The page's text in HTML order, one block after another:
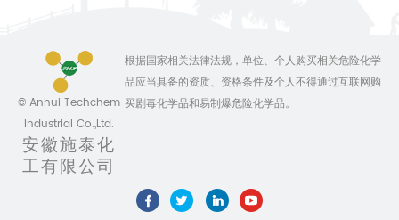
© Anhui Techchem
Industrial Co.,Ltd.
安徽施泰化
工有限公司
根据国家相关法律法规，单位、个人购买相关危险化学
品应当具备的资质、资格条件及个人不得通过互联网购
买剧毒化学品和易制爆危险化学品。